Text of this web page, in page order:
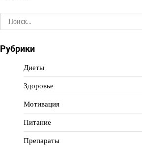
Найти:
Рубрики
Диеты
Здоровье
Мотивация
Питание
Препараты